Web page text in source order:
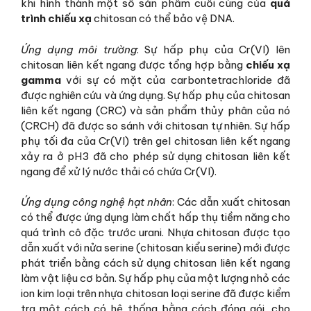
khi hình thành một số sản phẩm cuối cùng của quá
trình chiếu xạ chitosan có thể bảo vệ DNA.
Ứng dụng môi trường: Sự hấp phụ của Cr(VI) lên
chitosan liên kết ngang được tổng hợp bằng chiếu xạ
gamma với sự có mặt của carbontetrachloride đã
được nghiên cứu và ứng dụng. Sự hấp phụ của chitosan
liên kết ngang (CRC) và sản phẩm thủy phân của nó
(CRCH) đã được so sánh với chitosan tự nhiên. Sự hấp
phụ tối đa của Cr(VI) trên gel chitosan liên kết ngang
xảy ra ở pH3 đã cho phép sử dụng chitosan liên kết
ngang để xử lý nước thải có chứa Cr(VI).
Ứng dụng công nghệ hạt nhân: Các dẫn xuất chitosan
có thể được ứng dụng làm chất hấp thụ tiềm năng cho
quá trình cô đặc trước urani. Nhựa chitosan được tạo
dẫn xuất với nửa serine (chitosan kiểu serine) mới được
phát triển bằng cách sử dụng chitosan liên kết ngang
làm vật liệu cơ bản. Sự hấp phụ của một lượng nhỏ các
ion kim loại trên nhựa chitosan loại serine đã được kiểm